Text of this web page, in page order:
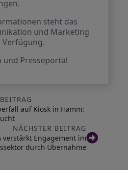
steht das
und Marketing
Verfügung.
und Presseportal
auf Kiosk in Hamm:
NÄCHSTER BEITRAG
verstärkt Engagement im
durch Übernahme